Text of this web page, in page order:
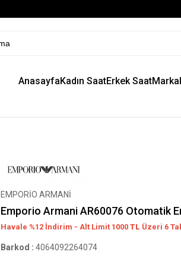
AnasayfaKadın SaatErkek Saat
EMPORİO ARMANİ
Emporio Armani AR60076 Otomatik
Havale %12 İndirim - Alt Limit 1000 TL Üzeri 6
Barkod : 4064092264074